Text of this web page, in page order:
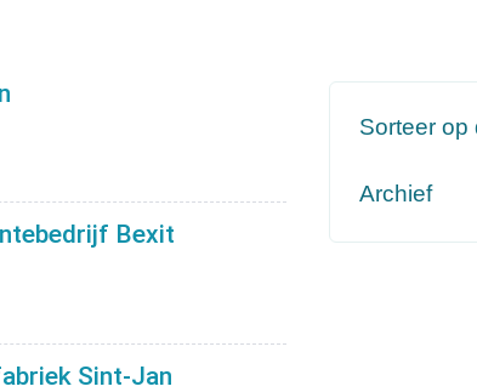
Verfijn of
Sorteer op
Archief
Bexit
Sint-Jan